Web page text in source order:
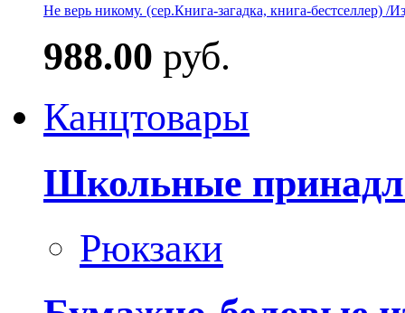
Не верь никому. (сер.Книга-загадка, книга-бестселлер) /
988.00 руб.
Канцтовары
Школьные
Рюкзаки